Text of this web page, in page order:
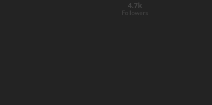
4.7k
Followers